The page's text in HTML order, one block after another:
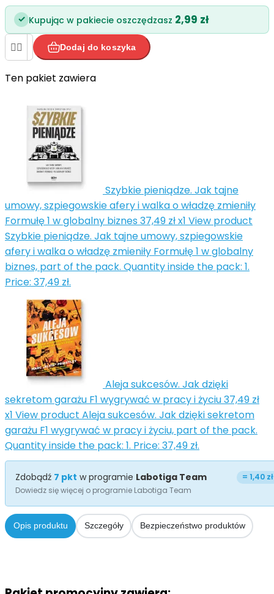
✓ Kupując w pakiecie oszczędzasz 2,99 zł
  Dodaj do koszyka
Ten pakiet zawiera
Szybkie pieniądze. Jak tajne
umowy, szpiegowskie afery i walka o władzę zmieniły
Formułę 1 w globalny biznes 37,49 złx1 View product
Szybkie pieniądze. Jak tajne umowy, szpiegowskie
afery i walka o władzę zmieniły Formułę 1 w globalny
biznes, part of the pack. Quantity inside the pack: 1.
Price: 37,49 zł.
Aleja sukcesów. Jak dzięki
sekretom garażu F1 wygrywać w pracy i życiu37,49 zł
x1 View product Aleja sukcesów. Jak dzięki sekretom
garażu F1 wygrywać w pracy i życiu, part of the pack.
Quantity inside the pack: 1. Price: 37,49 zł.
Zdobądź 7 pkt w programie Labotiga Team =1,40 zł
Dowiedz się więcej o programie Labotiga Team
Opis produktu Szczegóły Bezpieczeństwo produktów